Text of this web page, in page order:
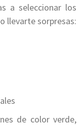
a seleccionar los
llevarte sorpresas:
de color verde,